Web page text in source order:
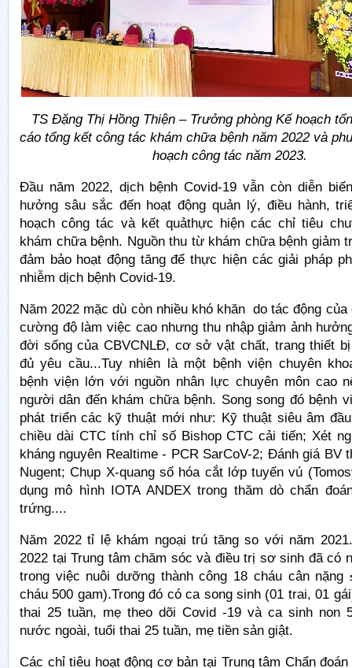
TS Đặng Thị Hồng Thiện – Trưởng phòng Kế hoạch
cáo tổng kết công tác khám chữa bệnh năm 2022 và
hoạch công tác năm 2023.
Đầu năm 2022, dịch bệnh Covid-19 vẫn còn diễn
hưởng sâu sắc đến hoạt động quản lý, điều hành,
hoạch công tác và kết quảthực hiện các chỉ tiêu
khám chữa bệnh. Nguồn thu từ khám chữa bệnh giảm
đảm bảo hoạt động tăng để thực hiện các giải pháp
nhiễm dịch bệnh Covid-19.
Năm 2022 mặc dù còn nhiều khó khăn do tác động của
cường độ làm việc cao nhưng thu nhập giảm ảnh
đời sống của CBVCNLĐ, cơ sở vật chất, trang thiết
đủ yêu cầu...Tuy nhiên là một bệnh viện chuyên
bệnh viện lớn với nguồn nhân lực chuyên môn cao
người dân đến khám chữa bệnh. Song song đó bệnh
phát triển các kỹ thuật mới như: Kỹ thuật siêu âm
chiều dài CTC tính chỉ số Bishop CTC cải tiến; Xét
kháng nguyên Realtime - PCR SarCoV-2; Đánh giá BV
Nugent; Chụp X-quang số hóa cắt lớp tuyến vú
dụng mô hình IOTA ANDEX trong thăm dò chẩn
trứng....
Năm 2022 tỉ lệ khám ngoại trú tăng so với năm
2022 tại Trung tâm chăm sóc và điều trị sơ sinh đã có
trong việc nuôi dưỡng thành công 18 cháu cân nặng
cháu 500 gam).Trong đó có ca song sinh (01 trai, 01
thai 25 tuần, mẹ theo dõi Covid -19 và ca sinh non
nước ngoài, tuổi thai 25 tuần, mẹ tiền sản giật.
Các chỉ tiêu hoạt động cơ bản tại Trung tâm Chẩn